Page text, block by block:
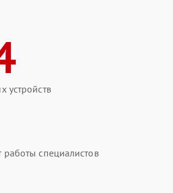
устройств
специалистов